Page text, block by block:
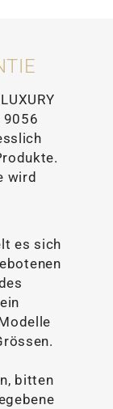
9056
wird
es sich
bitten